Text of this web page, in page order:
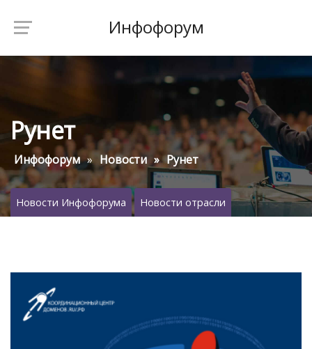
Инфофорум
Рунет
Инфофорум Новости Рунет
Новости Инфофорума Новости отрасли